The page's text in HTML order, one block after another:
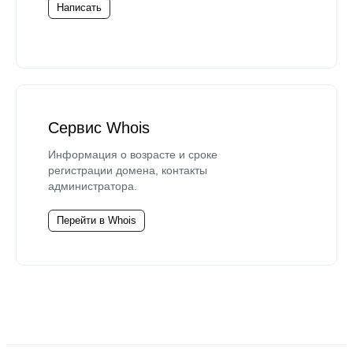
Написать
Сервис Whois
Информация о возрасте и сроке
регистрации домена, контакты
администратора.
Перейти в Whois